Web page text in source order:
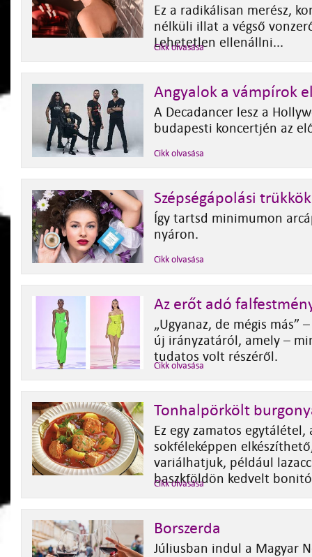
Ez a radikálisan merész,
nélküli illat a végső
Lehetetlen ellenállni...
Cikk olvasása
Angyalok a vámpírok
A Decadancer lesz a
budapesti koncertjén az
Cikk olvasása
Szépségápolási trükkök
Így tartsd minimumon
nyáron.
Cikk olvasása
Az erőt adó
„Ugyanaz, de mégis más”
új irányzatáról, amely –
tudatos volt részéről.
Cikk olvasása
Tonhalpörkölt
Ez egy zamatos egytálétel,
sokféleképpen
variálhatjuk, például
baszkföldön kedvelt
Cikk olvasása
Borszerda
Júliusban indul a Magyar